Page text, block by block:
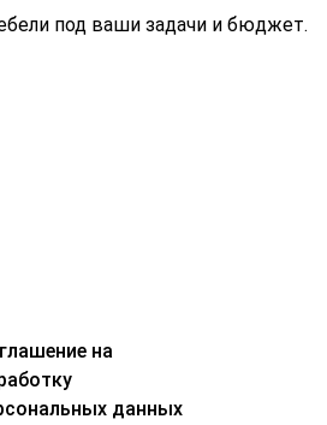
под ваши задачи и бюджет.
на
данных